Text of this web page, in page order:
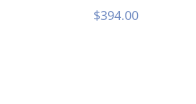
$394.00